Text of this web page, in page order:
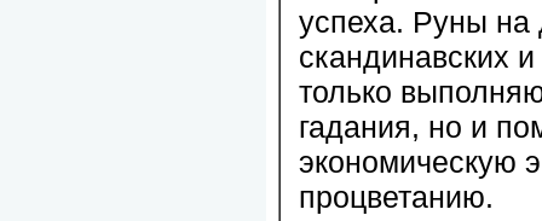
успеха. Руны на
скандинавских
только
гадания, но и
экономическую
процветанию.